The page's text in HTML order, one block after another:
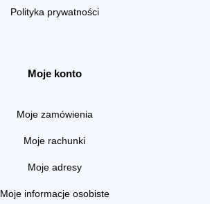
Polityka prywatności
Moje konto
Moje zamówienia
Moje rachunki
Moje adresy
Moje informacje osobiste